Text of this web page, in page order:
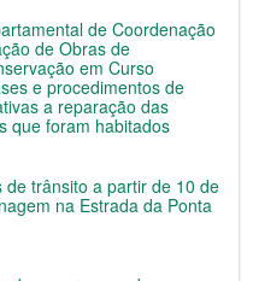
de Coordenação
de Obras de
em Curso
e procedimentos de
a reparação das
que foram habitados
trânsito a partir de 10 de
na Estrada da Ponta